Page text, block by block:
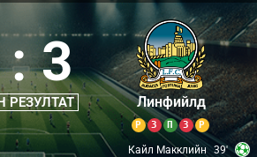
: 3
РЕЗУЛТАТ Линфийлд
Р З П З Р
Кайл Макклийн 39'